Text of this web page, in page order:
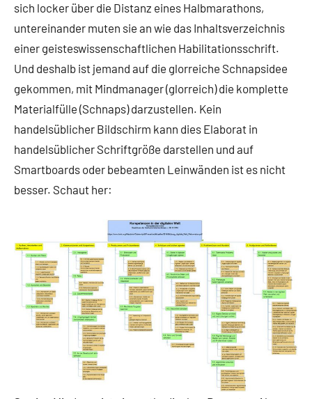
sich locker über die Distanz eines Halbmarathons,
untereinander muten sie an wie das Inhaltsverzeichnis
einer geisteswissenschaftlichen Habilitationsschrift.
Und deshalb ist jemand auf die glorreiche Schnapsidee
gekommen, mit Mindmanager (glorreich) die komplette
Materialfülle (Schnaps) darzustellen. Kein
handelsüblicher Bildschirm kann dies Elaborat in
handelsüblicher Schriftgröße darstellen und auf
Smartboards oder bebeamten Leinwänden ist es nicht
besser. Schaut her: